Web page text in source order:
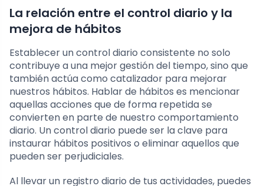
La relación entre el control diario y la
mejora de hábitos
Establecer un control diario consistente no solo
contribuye a una mejor gestión del tiempo, sino que
también actúa como catalizador para mejorar
nuestros hábitos. Hablar de hábitos es mencionar
aquellas acciones que de forma repetida se
convierten en parte de nuestro comportamiento
diario. Un control diario puede ser la clave para
instaurar hábitos positivos o eliminar aquellos que
pueden ser perjudiciales.
Al llevar un registro diario de tus actividades, puedes